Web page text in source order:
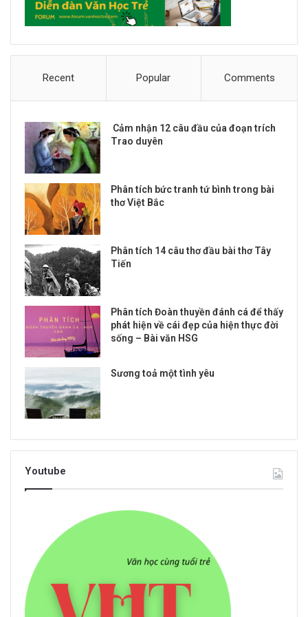
Recent Popular Comments
Cảm nhận 12 câu đầu của đoạn trích
Trao duyên
Phân tích bức tranh tứ bình trong bài
thơ Việt Bắc
Phân tích 14 câu thơ đầu bài thơ Tây
Tiến
Phân tích Đoàn thuyền đánh cá để thấy
phát hiện về cái đẹp của hiện thực đời
sống – Bài văn HSG
Sương toả một tình yêu
Youtube